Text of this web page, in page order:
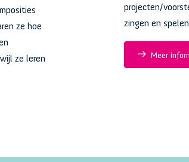
ze hoe
ze leren
projecten/
zingen en
Meer